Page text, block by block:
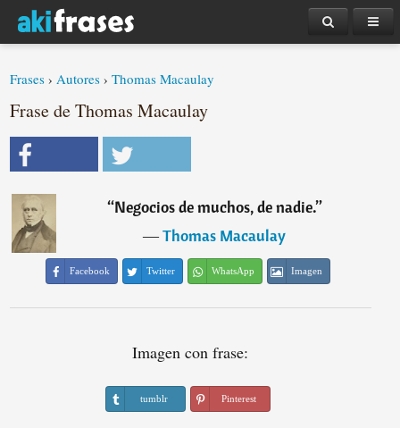
Frases ›Autores ›Thomas Macaulay
Frase de Thomas Macaulay
“Negocios de muchos, de nadie.”
―Thomas Macaulay
Facebook Twitter WhatsApp Imagen
Imagen con frase:
tumblr Pinterest